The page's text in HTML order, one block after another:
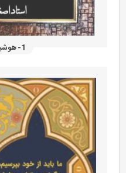
1- هوشیاری بشریت